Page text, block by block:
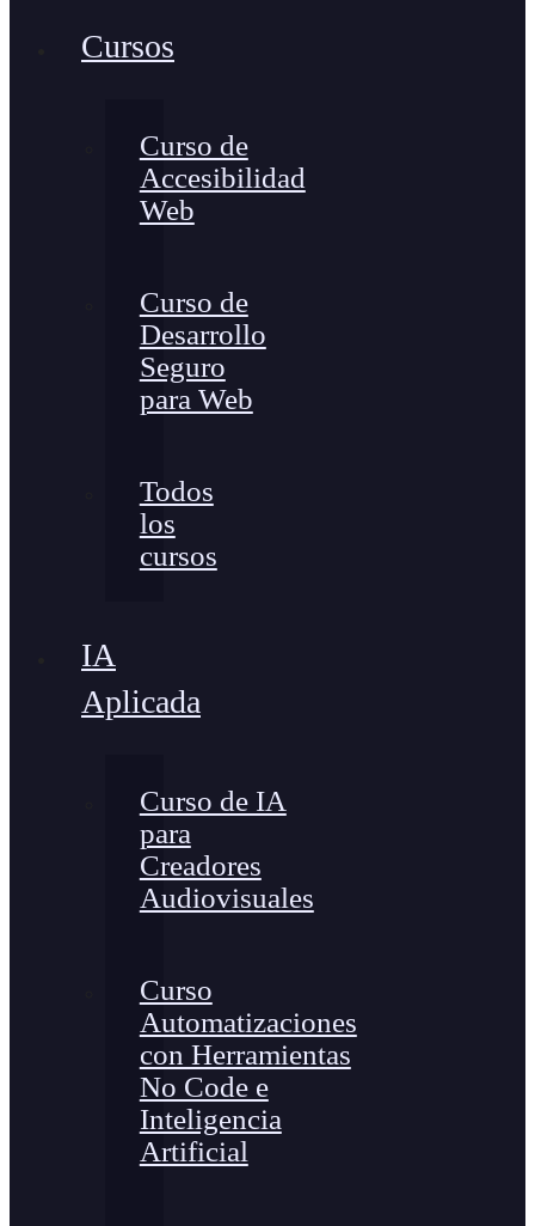
Cursos
Curso de
Accesibilidad
Web
Curso de
Desarrollo
Seguro
para Web
Todos
los
cursos
IA
Aplicada
Curso de IA
para
Creadores
Audiovisuales
Curso
Automatizaciones
con Herramientas
No Code e
Inteligencia
Artificial